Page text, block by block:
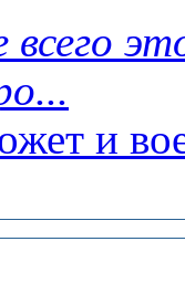
всего
и